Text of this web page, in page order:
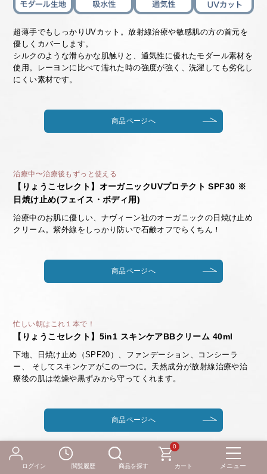
ログイン 閲覧履歴 商品を探す
0
カート
超薄手でもしっかりUVカット。放射線治療や敏感肌の方の首元を
優しくカバーします。
シルクのような滑らかな肌触りと、通気性に優れたモダール素材を
使用。レーヨンに比べて濡れた時の強度が強く、洗濯しても劣化し
にくい素材です。
商品ページへ
治療中〜治療後もずっと使える
【りょうこセレクト】オーガニックUVプロテクト SPF30 ※
日焼け止め(フェイス・ボディ用)
治療中のお肌に優しい、ナヴィーン社のオーガニックの日焼け止め
クリーム。紫外線をしっかり防いで石鹸オフでらくちん！
商品ページへ
忙しい朝はこれ１本で！
【りょうこセレクト】5in1 スキンケアBBクリーム 40ml
下地、日焼け止め（SPF20）、ファンデーション、コンシーラ
ー、 そしてスキンケアがこの一つに。天然成分が放射線治療や治
療後の肌は乾燥や黒ずみから守ってくれます。
商品ページへ